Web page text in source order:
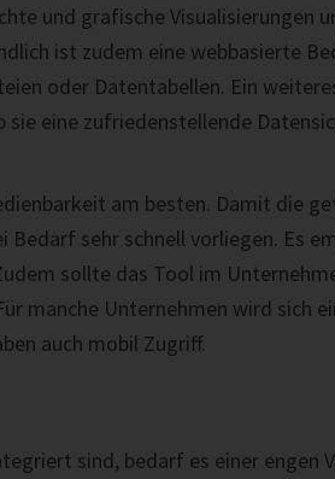
und grafische Visualisierungen
ist zudem eine webbasierte
oder Datentabellen. Ein
eine zufriedenstellende
am besten. Damit die
sehr schnell vorliegen. Es
sollte das Tool im
manche Unternehmen wird sich
auch mobil Zugriff.
sind, bedarf es einer engen